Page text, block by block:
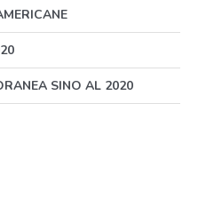
SINO AL 2020